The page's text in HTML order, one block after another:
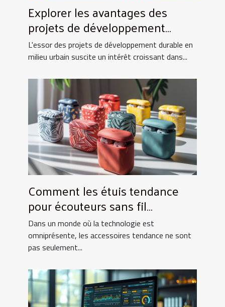
Explorer les avantages des
projets de développement
durable en milieu urbain
L'essor des projets de développement durable en
milieu urbain suscite un intérêt croissant dans...
Comment les étuis tendance
pour écouteurs sans fil
améliorent-ils votre expérience
quotidienne ?
Dans un monde où la technologie est
omniprésente, les accessoires tendance ne sont
pas seulement...